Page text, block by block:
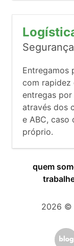
Entregamos
com rapidez
entregas
através dos
e ABC, caso
próprio.
quem
2026 ©